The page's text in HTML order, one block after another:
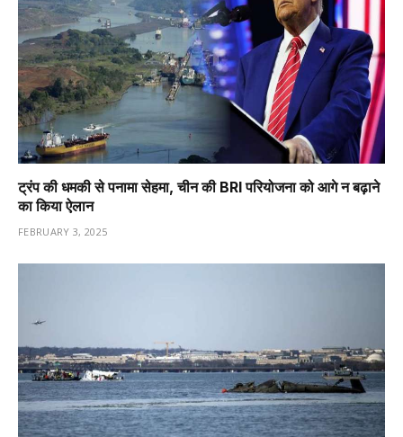
ट्रंप की धमकी से पनामा सेहमा, चीन की BRI परियोजना को आगे न बढ़ाने
का किया ऐलान
FEBRUARY 3, 2025